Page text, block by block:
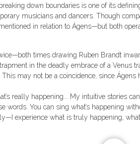
down boundaries is one of its
musicians and dancers. Though
in relation to Ágens—but both
times drawing Ruben Brandt
in the deadly embrace of a Venus
may not be a coincidence, since
really happening... My intuitive stories
words. You can sing what’s happening
experience what is truly happening,